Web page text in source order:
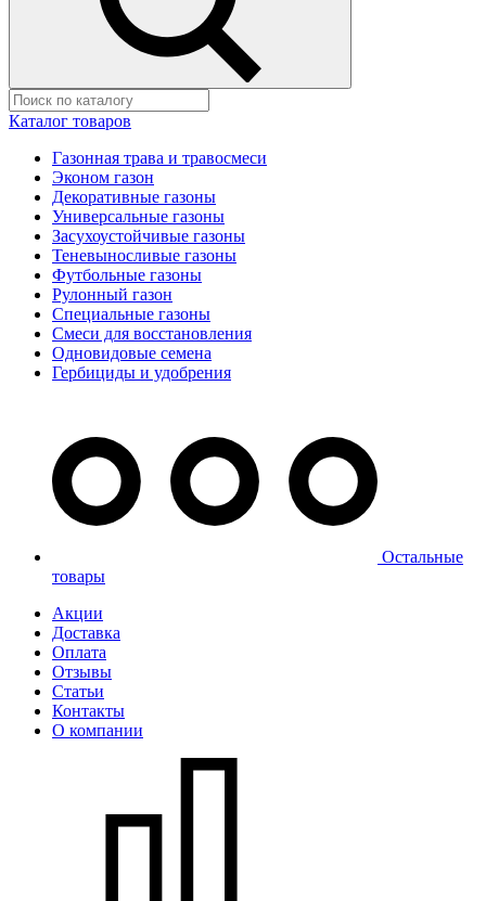
Каталог товаров
Газонная трава и травосмеси
Эконом газон
Декоративные газоны
Универсальные газоны
Засухоустойчивые газоны
Теневыносливые газоны
Футбольные газоны
Рулонный газон
Специальные газоны
Смеси для восстановления
Одновидовые семена
Гербициды и удобрения
Остальные
товары
Акции
Доставка
Оплата
Отзывы
Статьи
Контакты
О компании